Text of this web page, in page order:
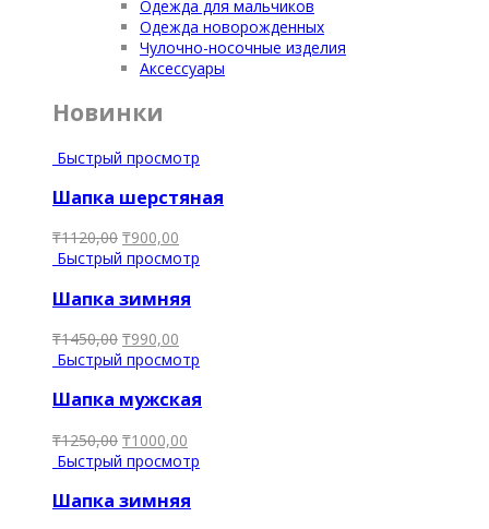
Одежда для мальчиков
Одежда новорожденных
Чулочно-носочные изделия
Аксессуары
Новинки
Быстрый просмотр
Шапка шерстяная
₸1120,00 ₸900,00
Быстрый просмотр
Шапка зимняя
₸1450,00 ₸990,00
Быстрый просмотр
Шапка мужская
₸1250,00 ₸1000,00
Быстрый просмотр
Шапка зимняя